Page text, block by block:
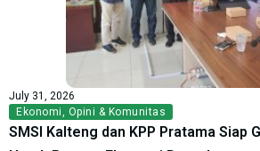
July 31, 2026
Ekonomi, Opini & Komunitas
SMSI Kalteng dan KPP Pratama Siap